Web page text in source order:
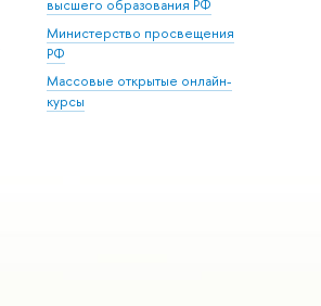
высшего образования РФ
Министерство просвещения
РФ
Массовые открытые онлайн-
курсы